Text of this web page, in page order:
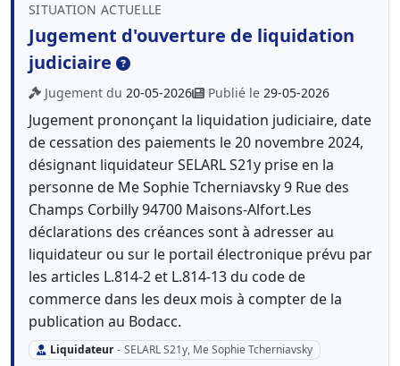
SITUATION ACTUELLE
Jugement d'ouverture de liquidation
judiciaire
Jugement du 20-05-2026 Publié le 29-05-2026
Jugement prononçant la liquidation judiciaire, date
de cessation des paiements le 20 novembre 2024,
désignant liquidateur SELARL S21y prise en la
personne de Me Sophie Tcherniavsky 9 Rue des
Champs Corbilly 94700 Maisons-Alfort.Les
déclarations des créances sont à adresser au
liquidateur ou sur le portail électronique prévu par
les articles L.814-2 et L.814-13 du code de
commerce dans les deux mois à compter de la
publication au Bodacc.
Liquidateur - SELARL S21y, Me Sophie Tcherniavsky